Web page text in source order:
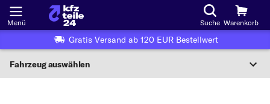
Menü Suche Warenkorb
Gratis Versand ab 120 EUR Bestellwert
Fahrzeug auswählen